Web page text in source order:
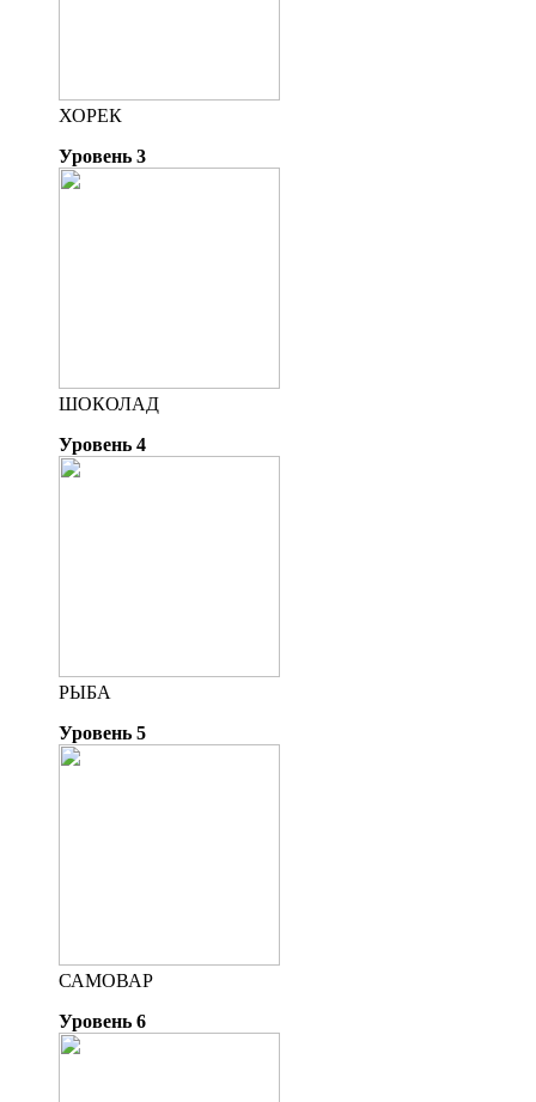
ХОРЕК
Уровень 3
ШОКОЛАД
Уровень 4
РЫБА
Уровень 5
САМОВАР
Уровень 6